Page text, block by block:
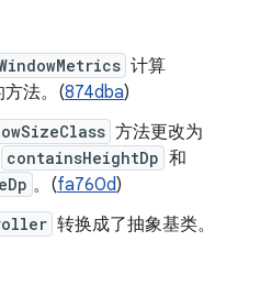
计算
方法。(874dba)
方法更改为
containsHeightDp 和
。(fa760d)
转换成了抽象基类。